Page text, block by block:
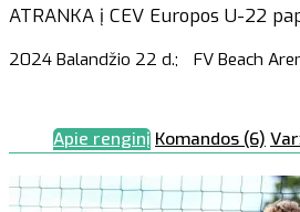
ATRANKA į CEV Europos U-22
2024 Balandžio 22 d.; FV Beach
Apie renginį Komandos (6)